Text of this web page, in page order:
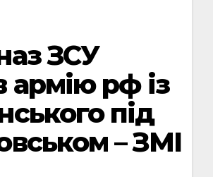
ЗСУ
армію рф із
під
– ЗМІ